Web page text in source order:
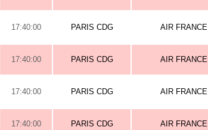
17:40:00 PARIS CDG AIR FRANCE
17:40:00 PARIS CDG AIR FRANCE
17:40:00 PARIS CDG AIR FRANCE
17:40:00 PARIS CDG AIR FRANCE